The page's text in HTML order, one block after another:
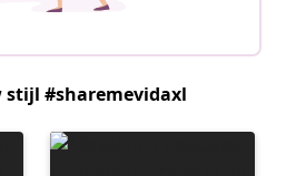
stijl #sharemevidaxl